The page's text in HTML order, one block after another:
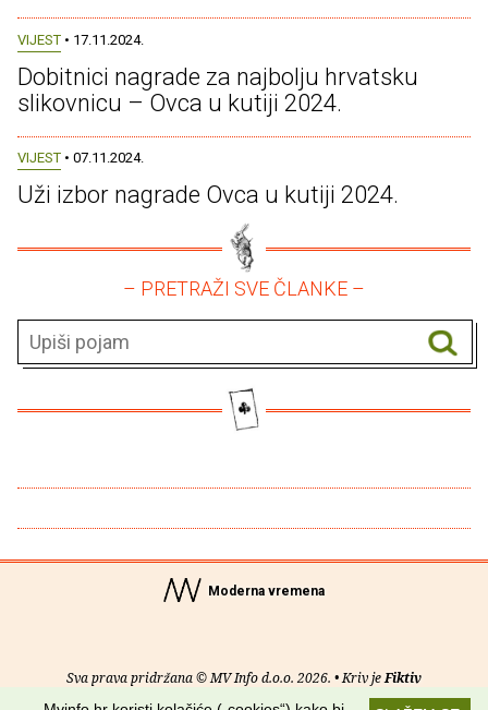
VIJEST • 17.11.2024.
Dobitnici nagrade za najbolju hrvatsku
slikovnicu – Ovca u kutiji 2024.
VIJEST • 07.11.2024.
Uži izbor nagrade Ovca u kutiji 2024.
– PRETRAŽI SVE ČLANKE –
Moderna vremena
Sva prava pridržana © MV Info d.o.o. 2026. • Kriv jeFiktiv